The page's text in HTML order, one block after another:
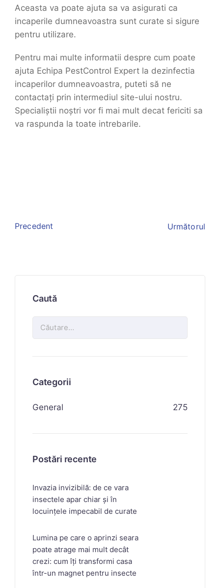
Aceasta va poate ajuta sa va asigurati ca
incaperile dumneavoastra sunt curate si sigure
pentru utilizare.
Pentru mai multe informatii despre cum poate
ajuta Echipa PestControl Expert la dezinfectia
incaperilor dumneavoastra, puteti să ne
contactați prin intermediul site-ului nostru.
Specialiștii noștri vor fi mai mult decat fericiti sa
va raspunda la toate intrebarile.
Precedent Următorul
Caută
Categorii
General 275
Postări recente
Invazia invizibilă: de ce vara
insectele apar chiar și în
locuințele impecabil de curate
Lumina pe care o aprinzi seara
poate atrage mai mult decât
crezi: cum îți transformi casa
într-un magnet pentru insecte